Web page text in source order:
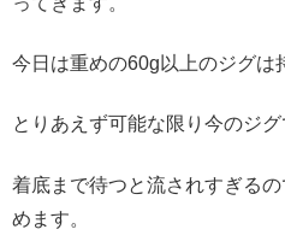
今日は重めの60g以上のジグは
とりあえず可能な限り今のジグ
着底まで待つと流されすぎる
めます。